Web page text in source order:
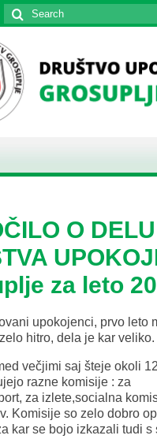
Search
for:
O DELU
za leto
upokojenci, prvo leto
hitro, dela je kar veliko.
večjimi saj šteje okoli
razne komisije : za
za izlete,socialna
Komisije so zelo dobro
kar se bojo izkazali tudi s